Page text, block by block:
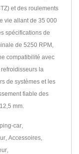
et des roulements
vie allant de 35 000
spécifications de
de 5250 RPM,
compatibilité avec
la
de systèmes et les
fiable des
mm.
car,
, Accessoires,
,